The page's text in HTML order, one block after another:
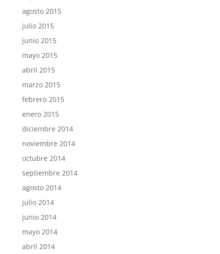
agosto 2015
julio 2015
junio 2015
mayo 2015
abril 2015
marzo 2015
febrero 2015
enero 2015
diciembre 2014
noviembre 2014
octubre 2014
septiembre 2014
agosto 2014
julio 2014
junio 2014
mayo 2014
abril 2014